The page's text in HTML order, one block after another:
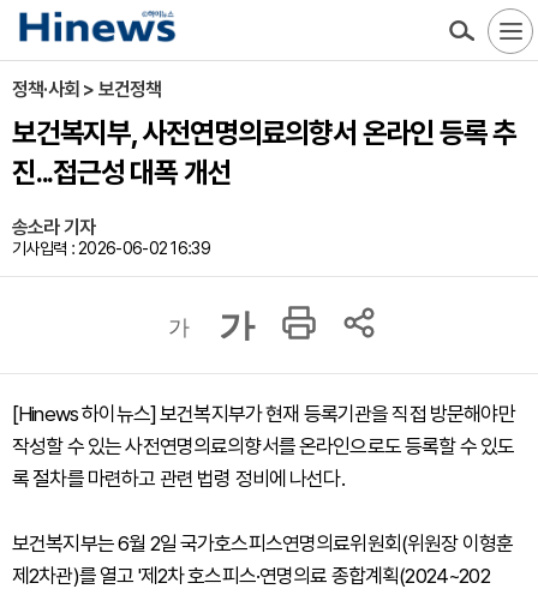
정책·사회 > 보건정책
보건복지부, 사전연명의료의향서 온라인 등록 추
진...접근성 대폭 개선
송소라 기자
기사입력 : 2026-06-02 16:39
가 가
[Hinews 하이뉴스] 보건복지부가 현재 등록기관을 직접 방문해야만
작성할 수 있는 사전연명의료의향서를 온라인으로도 등록할 수 있도
록 절차를 마련하고 관련 법령 정비에 나선다.
보건복지부는 6월 2일 국가호스피스연명의료위원회(위원장 이형훈
제2차관)를 열고 '제2차 호스피스·연명의료 종합계획(2024~202